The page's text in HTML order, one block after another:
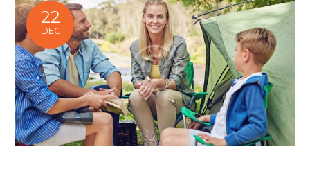
DONATE
CONTACT US
REGISTER
22
DEC